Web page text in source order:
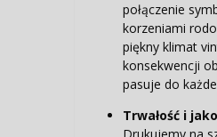
połączenie
korzeniami
piękny klimat
konsekwencji
pasuje do
Trwałość i